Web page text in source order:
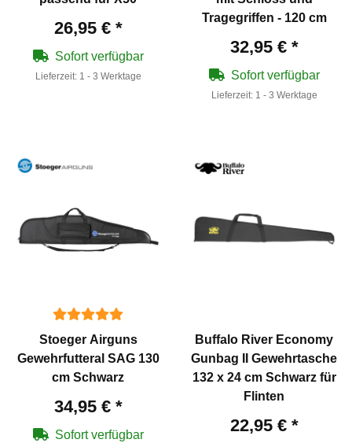
26,95 € *
Sofort verfügbar
Lieferzeit: 1 - 3 Werktage
Tragegriffen - 120 cm
32,95 € *
Sofort verfügbar
Lieferzeit: 1 - 3 Werktage
Stoeger Airguns
Gewehrfutteral SAG 130
cm Schwarz
34,95 € *
Sofort verfügbar
Buffalo River Economy
Gunbag II Gewehrtasche
132 x 24 cm Schwarz für
Flinten
22,95 € *